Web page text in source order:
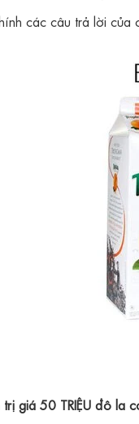
các câu trả lời
trị giá 50 TRIỆU đô la